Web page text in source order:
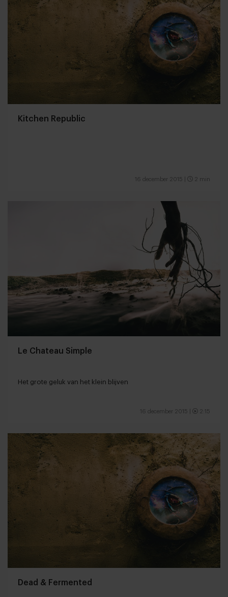
Kitchen Republic
16 december 2015 2 min
Le Chateau Simple
Het grote geluk van het klein blijven
16 december 2015 2:15
Dead & Fermented